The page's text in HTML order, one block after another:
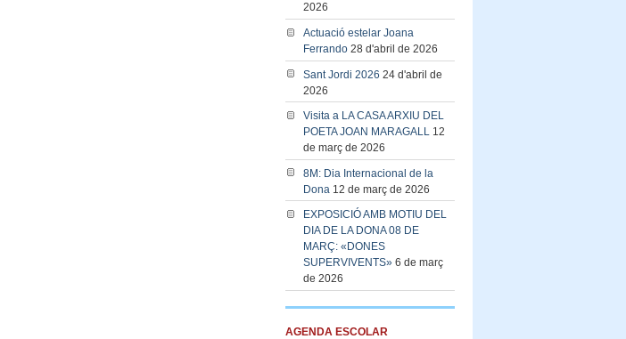
2026
Actuació estelar Joana
Ferrando 28 d'abril de 2026
Sant Jordi 2026 24 d'abril de
2026
Visita a LA CASA ARXIU DEL
POETA JOAN MARAGALL 12
de març de 2026
8M: Dia Internacional de la
Dona 12 de març de 2026
EXPOSICIÓ AMB MOTIU DEL
DIA DE LA DONA 08 DE
MARÇ: «DONES
SUPERVIVENTS» 6 de març
de 2026
AGENDA ESCOLAR